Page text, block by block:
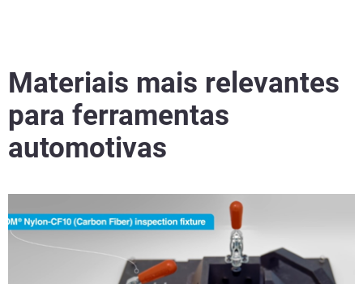
Materiais mais relevantes
para ferramentas
automotivas